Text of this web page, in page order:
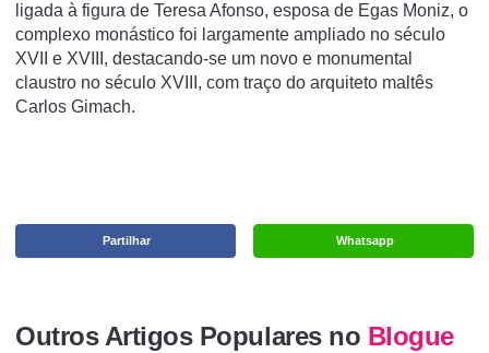
ligada à figura de Teresa Afonso, esposa de Egas Moniz, o
complexo monástico foi largamente ampliado no século
XVII e XVIII, destacando-se um novo e monumental
claustro no século XVIII, com traço do arquiteto maltês
Carlos Gimach.
Whatsapp
Partilhar
Outros Artigos Populares no Blogue